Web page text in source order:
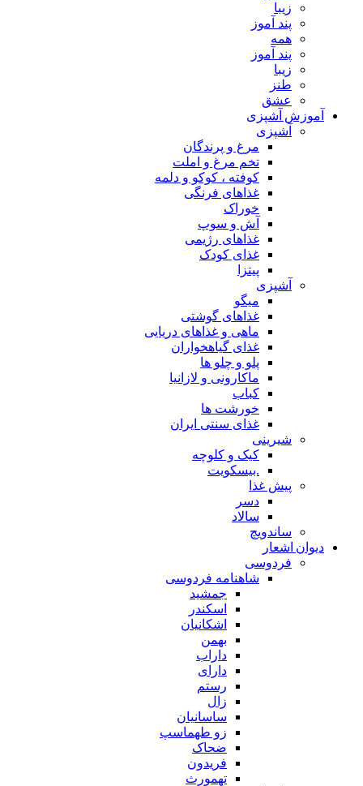
زیبا
پند آموز
همه
پند آموز
زیبا
طنز
عشق
آموزش آشپزی
آشپزی
مرغ و پرندگان
تخم مرغ و املت
کوفته ، کوکو و دلمه
غذاهای فرنگی
خوراک
آش و سوپ
غذاهای رژیمی
غذای کودک
پیتزا
آشپزی
میگو
غذاهای گوشتی
ماهی و غذاهای دریایی
غذای گیاهخواران
پلو و چلو ها
ماکارونی و لازانیا
کباب
خورشت ها
غذای سنتی ایران
شیرینی
کیک و کلوچه
.بیسکویت
پیش غذا
دسر
سالاد
ساندویچ
دیوان اشعار
فردوسی
شاهنامه فردوسی
جمشید
اسکندر
اشکانیان
بهمن
داراب
دارای
رستم
زال
ساسانیان
زو طهماسپ‏
ضحاک
فریدون
تهمورث